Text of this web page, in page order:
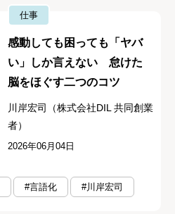
仕事
感動しても困っても「ヤバ
い」しか言えない 怠けた
脳をほぐす二つのコツ
川岸宏司（株式会社DIL 共同創業
者）
2026年06月04日
#言語化 #川岸宏司